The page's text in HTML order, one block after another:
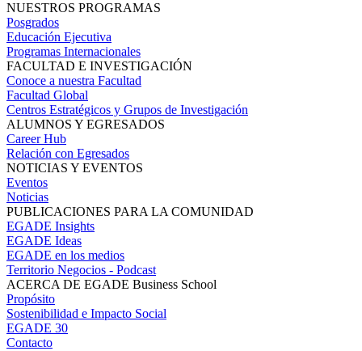
NUESTROS PROGRAMAS
Posgrados
Educación Ejecutiva
Programas Internacionales
FACULTAD E INVESTIGACIÓN
Conoce a nuestra Facultad
Facultad Global
Centros Estratégicos y Grupos de Investigación
ALUMNOS Y EGRESADOS
Career Hub
Relación con Egresados
NOTICIAS Y EVENTOS
Eventos
Noticias
PUBLICACIONES PARA LA COMUNIDAD
EGADE Insights
EGADE Ideas
EGADE en los medios
Territorio Negocios - Podcast
ACERCA DE EGADE Business School
Propósito
Sostenibilidad e Impacto Social
EGADE 30
Contacto